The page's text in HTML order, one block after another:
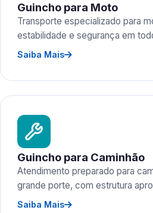
Guincho para Moto
Transporte especializado para
estabilidade e segurança em
Saiba Mais
Guincho para Caminhão
Atendimento preparado para
grande porte, com estrutura
Saiba Mais